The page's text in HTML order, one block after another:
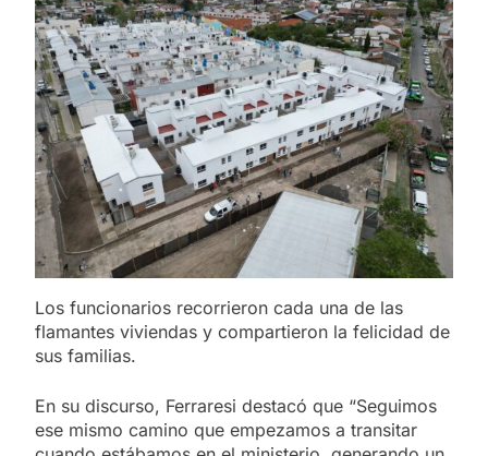
Los funcionarios recorrieron cada una de las
flamantes viviendas y compartieron la felicidad de
sus familias.
En su discurso, Ferraresi destacó que “Seguimos
ese mismo camino que empezamos a transitar